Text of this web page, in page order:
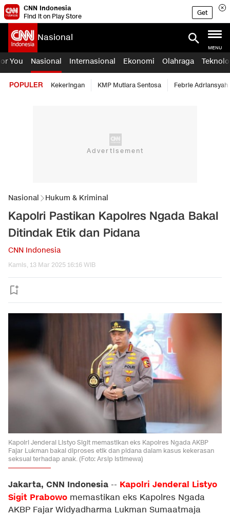
CNN Indonesia
Find it on Play Store
Get
Nasional
MENU
You Nasional Internasional Ekonomi Olahraga
POPULER Kekeringan KMP Mutiara Sentosa Febrie Adriansyah
Nasional Hukum & Kriminal
Kapolri Pastikan Kapolres Ngada Bakal
Ditindak Etik dan Pidana
CNN Indonesia
Kamis, 13 Mar 2025 16:16 WIB
Kapolri Jenderal Listyo Sigit memastikan eks Kapolres Ngada AKBP
Fajar Lukman bakal diproses etik dan pidana dalam kasus kekerasan
seksual terhadap anak. (Foto: Arsip Istimewa)
Jakarta, CNN Indonesia -- Kapolri Jenderal Listyo
Sigit Prabowo memastikan eks Kapolres Ngada
AKBP Fajar Widyadharma Lukman Sumaatmaja